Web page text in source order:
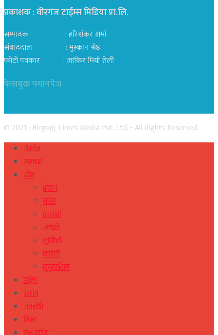
प्रकाशक : वीरगंज टाईम्स मिडिया प्रा‍.लि.
सम्पादक : हरिशंकर शर्मा
संवाददाता : मुस्कान श्रेष्ठ
फोटो पत्रकार : जाकिर मियाँ तेली
फेसबुक फ्यानपेज
© 2021 : Birgunj Times Media Pvt. Ltd. - All Rights Reserved.
होमपेज
समाचार
प्रदेश
प्रदेश १
मधेस
वागमती
गण्डकी
लुम्बिनी
कर्णाली
सुदुरपस्चिम
राष्ट्रिय
समाज
राजनीति
शिक्षा